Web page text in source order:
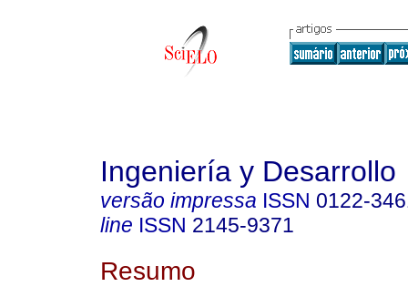
Ingeniería y Desarrollo
versão impressa ISSN 0122-
line ISSN 2145-9371
Resumo